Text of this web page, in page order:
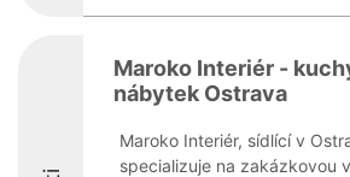
Maroko Interiér -
nábytek Ostrava
Maroko Interiér, sídlící v
specializuje na zakázkovou